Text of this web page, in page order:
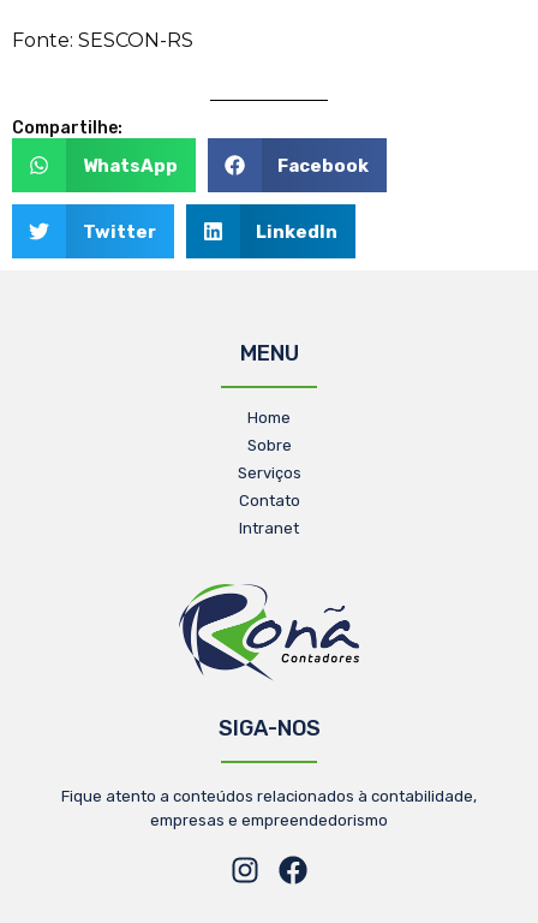
Fonte: SESCON-RS
Compartilhe:
WhatsApp Facebook
Twitter LinkedIn
MENU
Home
Sobre
Serviços
Contato
Intranet
SIGA-NOS
Fique atento a conteúdos relacionados à contabilidade,
empresas e empreendedorismo